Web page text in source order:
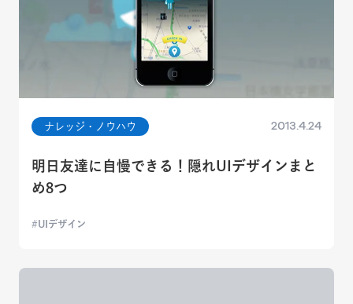
ナレッジ・ノウハウ 2013.4.24
明日友達に自慢できる！隠れUIデザインまと
め8つ
UIデザイン